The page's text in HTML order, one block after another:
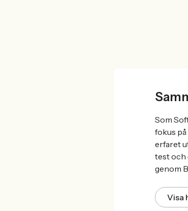
Som
fokus
erfaret
test och
genom
Visa